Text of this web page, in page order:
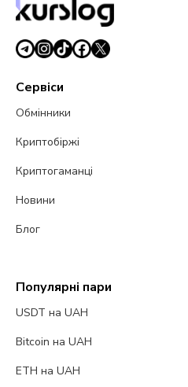
Сервіси
Обмінники
Криптобіржі
Криптогаманці
Новини
Блог
Популярні пари
USDT на UAH
Bitcoin на UAH
ETH на UAH